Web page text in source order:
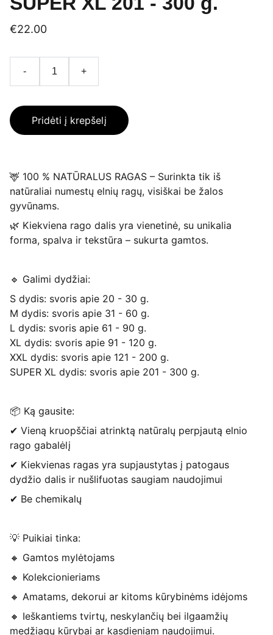
€22.00
- +
Pridėti į krepšelį
🦌 100 % NATŪRALUS RAGAS – Surinkta tik iš
natūraliai numestų elnių ragų, visiškai be žalos
gyvūnams.
🌿 Kiekviena rago dalis yra vienetinė, su unikalia
forma, spalva ir tekstūra – sukurta gamtos.
🔹 Galimi dydžiai:
S dydis: svoris apie 20 - 30 g.
M dydis: svoris apie 31 - 60 g.
L dydis: svoris apie 61 - 90 g.
XL dydis: svoris apie 91 - 120 g.
XXL dydis: svoris apie 121 - 200 g.
SUPER XL dydis: svoris apie 201 - 300 g.
📦 Ką gausite:
✔ Vieną kruopščiai atrinktą natūralų perpjautą elnio
rago gabalėlį
✔ Kiekvienas ragas yra supjaustytas į patogaus
dydžio dalis ir nušlifuotas saugiam naudojimui
✔ Be chemikalų
💡 Puikiai tinka:
🔸 Gamtos mylėtojams
🔸 Kolekcionieriams
🔸 Amatams, dekorui ar kitoms kūrybinėms idėjoms
🔸 Ieškantiems tvirtų, neskylančių bei ilgaamžių
medžiagų kūrybai ar kasdieniam naudojimui.